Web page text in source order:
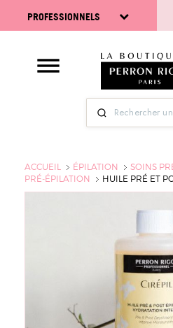
PROFESSIONNELS
ACCUEIL ÉPILATION SOINS
PRÉ-ÉPILATION
HUILE PRÉ ET